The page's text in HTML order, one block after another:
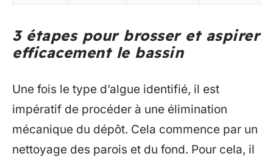
3 étapes pour brosser et aspirer
efficacement le bassin
Une fois le type d’algue identifié, il est
impératif de procéder à une élimination
mécanique du dépôt. Cela commence par un
nettoyage des parois et du fond. Pour cela, il